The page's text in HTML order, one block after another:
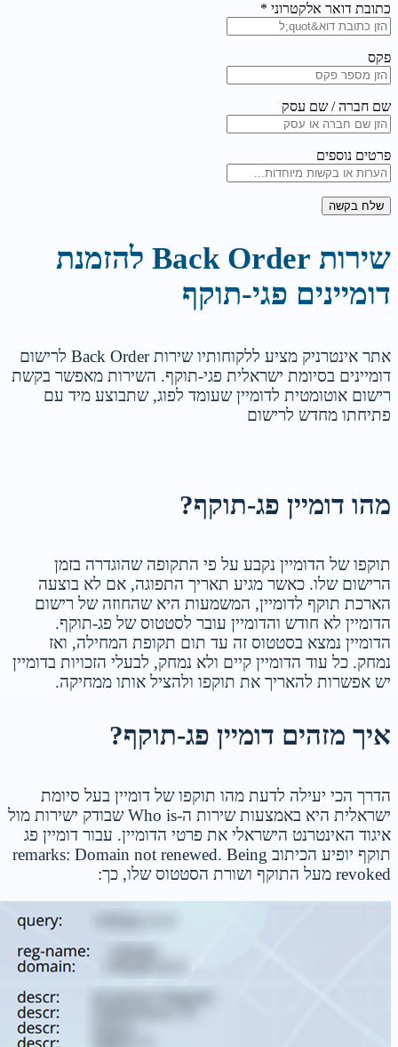
כתובת דואר אלקטרוני *
פקס
שם חברה / שם עסק
פרטים נוספים
שלח בקשה
שירות Back Order להזמנת
דומיינים פגי-תוקף
אתר אינטרניק מציע ללקוחותיו שירות Back Order לרישום
דומיינים בסיומת ישראלית פגי-תוקף. השירות מאפשר בקשת
רישום אוטומטית לדומיין שעומד לפוג, שתבוצע מיד עם
פתיחתו מחדש לרישום
מהו דומיין פג-תוקף?
תוקפו של הדומיין נקבע על פי התקופה שהוגדרה בזמן
הרישום שלו. כאשר מגיע תאריך התפוגה, אם לא בוצעה
הארכת תוקף לדומיין, המשמעות היא שהחוזה של רישום
הדומיין לא חודש והדומיין עובר לסטטוס של פג-תוקף.
הדומיין נמצא בסטטוס זה עד תום תקופת המחילה, ואז
נמחק. כל עוד הדומיין קיים ולא נמחק, לבעלי הזכויות בדומיין
יש אפשרות להאריך את תוקפו ולהציל אותו ממחיקה.
איך מזהים דומיין פג-תוקף?
הדרך הכי יעילה לדעת מהו תוקפו של דומיין בעל סיומת
ישראלית היא באמצעות שירות ה-Who is שבודק ישירות מול
איגוד האינטרנט הישראלי את פרטי הדומיין. עבור דומיין פג
תוקף יופיע הכיתוב remarks: Domain not renewed. Being
revoked מעל התוקף ושורת הסטטוס שלו, כך: